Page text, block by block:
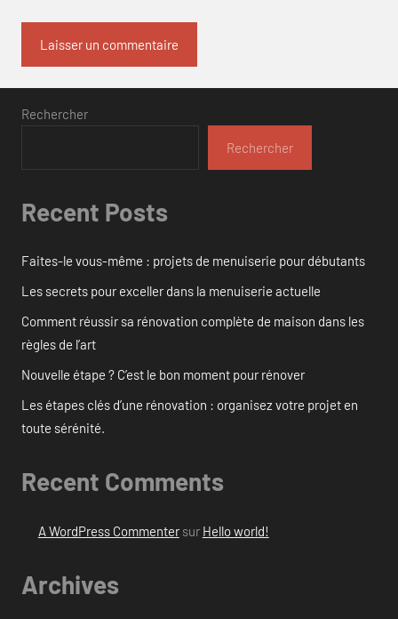
Rechercher
Rechercher
Recent Posts
Faites-le vous-même : projets de menuiserie pour débutants
Les secrets pour exceller dans la menuiserie actuelle
Comment réussir sa rénovation complète de maison dans les
règles de l’art
Nouvelle étape ? C’est le bon moment pour rénover
Les étapes clés d’une rénovation : organisez votre projet en
toute sérénité.
Recent Comments
A WordPress Commentersur Hello world!
Archives